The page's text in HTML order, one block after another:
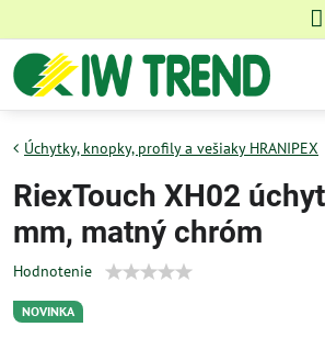
NOVINKA
Úchytky, knopky, profily a vešiaky HRANIPEX
RiexTouch XH02
mm, matný chróm
Hodnotenie